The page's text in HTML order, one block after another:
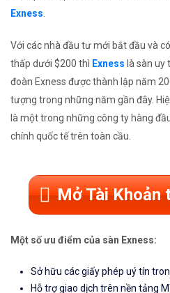
Exness.
Với các nhà đầu tư mới bắt đầu và
thấp dưới $200 thì Exness là sàn uy
đoàn Exness được thành lập năm
tượng trong những năm gần đây.
là một trong những công ty hàng
chính quốc tế trên toàn cầu.
Mở Tài Khoản
Một số ưu điểm của sàn Exness:
Sở hữu các giấy phép uý tín
Hỗ trợ giao dịch trên nền tảng